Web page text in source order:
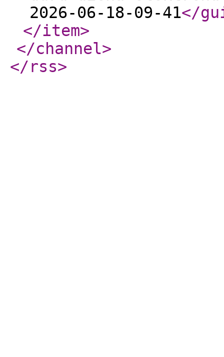
2026-06-18-09-41</
</item>
</channel>
</rss>